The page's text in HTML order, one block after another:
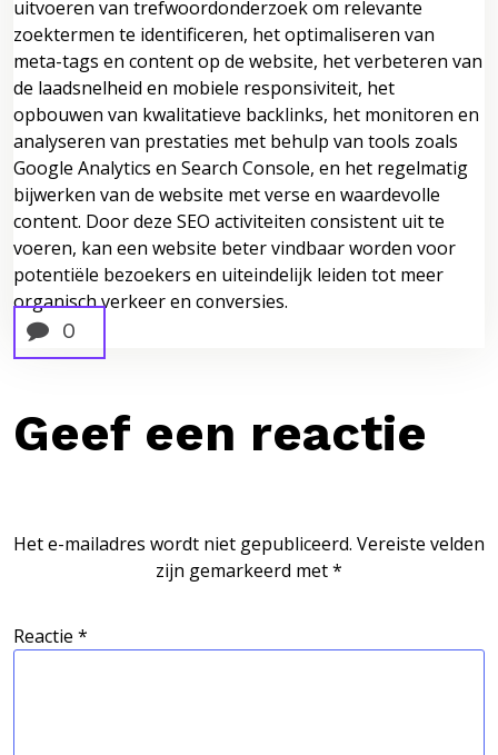
uitvoeren van trefwoordonderzoek om relevante
zoektermen te identificeren, het optimaliseren van
meta-tags en content op de website, het verbeteren van
de laadsnelheid en mobiele responsiviteit, het
opbouwen van kwalitatieve backlinks, het monitoren en
analyseren van prestaties met behulp van tools zoals
Google Analytics en Search Console, en het regelmatig
bijwerken van de website met verse en waardevolle
content. Door deze SEO activiteiten consistent uit te
voeren, kan een website beter vindbaar worden voor
potentiële bezoekers en uiteindelijk leiden tot meer
organisch verkeer en conversies.
0
Geef een reactie
Het e-mailadres wordt niet gepubliceerd. Vereiste velden
zijn gemarkeerd met*
Reactie *